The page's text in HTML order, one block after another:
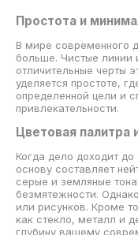
Простота и
В мире современного
больше. Чистые линии
отличительные черты
уделяется простоте,
определенной цели и
привлекательности.
Цветовая палитра
Когда дело доходит
основу составляет
серые и земляные
безмятежности.
или рисунков. Кроме
как стекло, металл и
глубину вашему